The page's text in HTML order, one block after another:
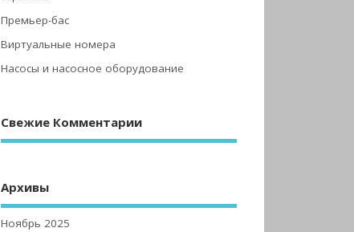
Премьер-бас
Виртуальные номера
Насосы и насосное оборудование
Свежие Комментарии
Архивы
Ноябрь 2025